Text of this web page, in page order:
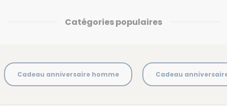
Catégories populaires
Cadeau anniversaire homme Cadeau